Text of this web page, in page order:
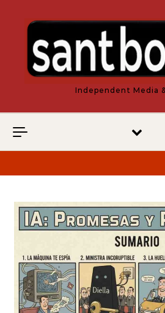
Independent Media